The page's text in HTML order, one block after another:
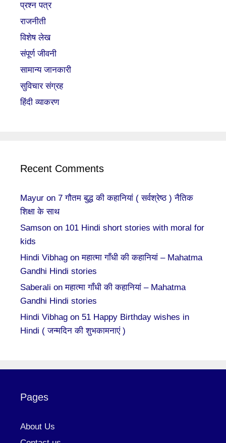
प्रश्न पत्र
राजनीती
विशेष लेख
संपूर्ण जीवनी
सामान्य जानकारी
सुविचार संग्रह
हिंदी व्याकरण
Recent Comments
Mayur on 7 गौतम बुद्ध की कहानियां ( सर्वश्रेष्ठ ) नैतिक
शिक्षा के साथ
Samson on 101 Hindi short stories with moral for
kids
Hindi Vibhag onमहात्मा गाँधी की कहानियां – Mahatma
Gandhi Hindi stories
Saberali onमहात्मा गाँधी की कहानियां – Mahatma
Gandhi Hindi stories
Hindi Vibhag on 51 Happy Birthday wishes in
Hindi ( जन्मदिन की शुभकामनाएं )
Pages
About Us